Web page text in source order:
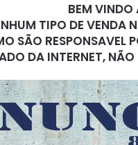
BEM VINDO
TIPO DE VENDA
SÃO RESPONSAVEL
DA INTERNET,